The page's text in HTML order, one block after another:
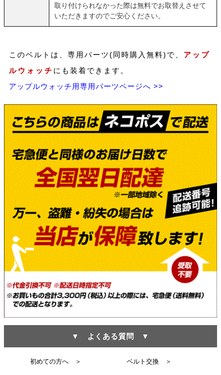
取り付けられなかった際は無料でお取替えさせて
いただきますのでご安心ください。
このベルトは、専用パーツ(同時購入無料)で、 アップ
ルウォッチ にも装着できます。
アップルウォッチ用専用パーツページへ >>